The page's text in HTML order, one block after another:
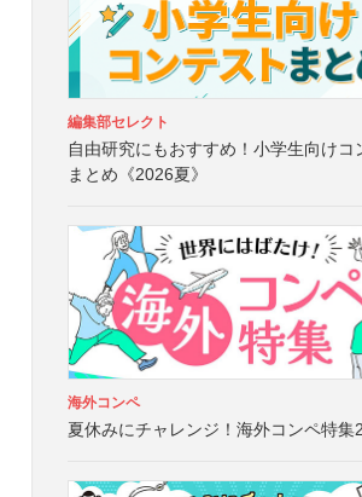
編集部セレクト
自由研究にもおすすめ！小学生向けコ
まとめ《2026夏》
海外コンペ
夏休みにチャレンジ！海外コンペ特集